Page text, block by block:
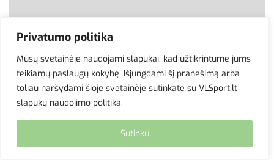
Privatumo politika
Mūsų svetainėje naudojami slapukai, kad užtikrintume jums
teikiamų paslaugų kokybę. Išjungdami šį pranešimą arba
toliau naršydami šioje svetainėje sutinkate su VLSport.lt
slapukų naudojimo politika.
Sutinku
Kopijuoti, platinti svetainės turinį be autorių sutikimo
site by eworks